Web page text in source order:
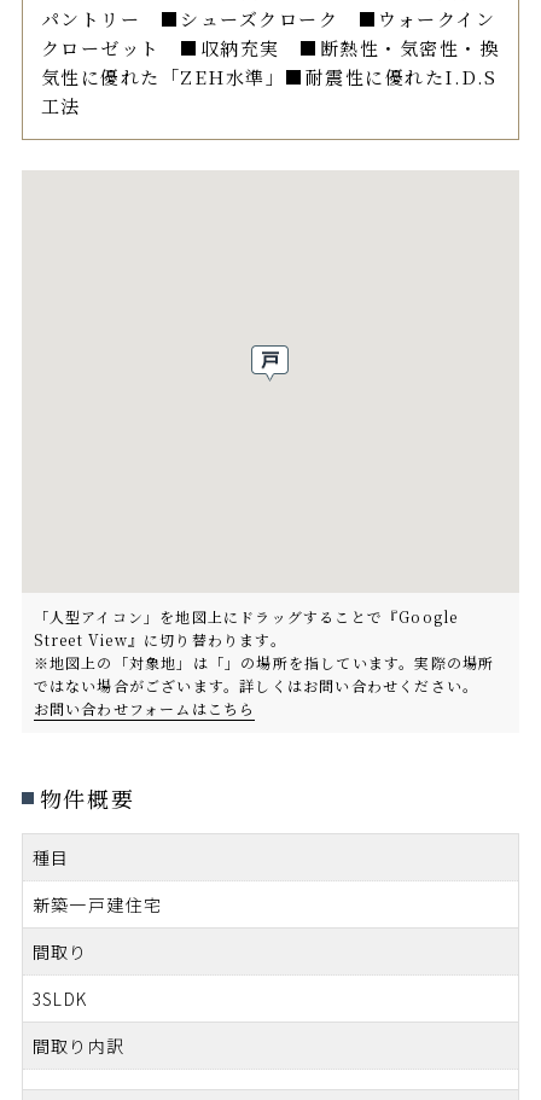
パントリー ■シューズクローク ■ウォークイン
クローゼット ■収納充実 ■断熱性・気密性・換
気性に優れた「ZEH水準」■耐震性に優れたI.D.S
工法
「人型アイコン」を地図上にドラッグすることで『Google
Street View』に切り替わります。
※地図上の「対象地」は「」の場所を指しています。実際の場所
ではない場合がございます。詳しくはお問い合わせください。
お問い合わせフォームはこちら
物件概要
種目
新築一戸建住宅
間取り
3SLDK
間取り内訳